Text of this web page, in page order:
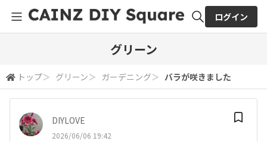
検索
ログイン
グリーン
トップ＞ グリーン＞ ガーデニング＞ バラが咲きました
DIYLOVE
2026/06/06 19:42